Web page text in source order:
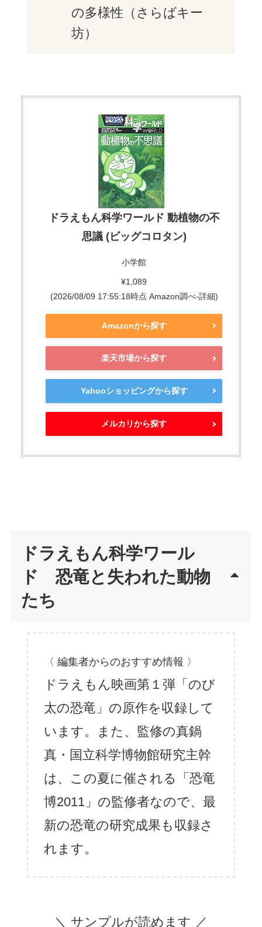
の多様性（さらばキー
坊）
ドラえもん科学ワールド 動植物の不
思議 (ビッグコロタン)
小学館
¥1,089
(2026/08/09 17:55:18時点 Amazon調べ-詳細)
Amazonから探す
楽天市場から探す
Yahooショッピングから探す
メルカリから探す
ドラえもん科学ワール
ド 恐竜と失われた動物
たち
〈 編集者からのおすすめ情報 〉
ドラえもん映画第１弾「のび
太の恐竜」の原作を収録して
います。また、監修の真鍋
真・国立科学博物館研究主幹
は、この夏に催される「恐竜
博2011」の監修者なので、最
新の恐竜の研究成果も収録さ
れます。
＼ サンプルが読めます ／